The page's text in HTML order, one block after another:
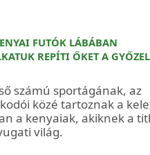
FUTÓK LÁBÁBAN
REPÍTI ŐKET A
számú sportágának, az
közé tartoznak a
a kenyaiak, akiknek a
világ.